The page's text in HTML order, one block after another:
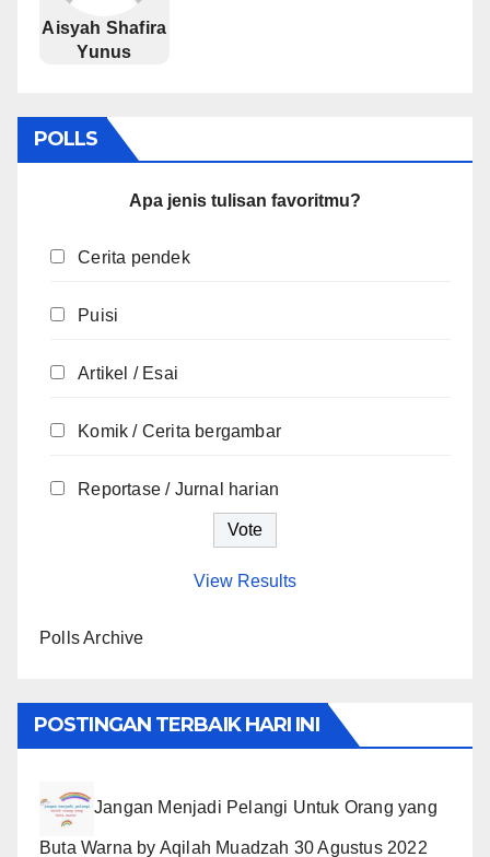
Aisyah Shafira
Yunus
POLLS
Apa jenis tulisan favoritmu?
Cerita pendek
Puisi
Artikel / Esai
Komik / Cerita bergambar
Reportase / Jurnal harian
View Results
Polls Archive
POSTINGAN TERBAIK HARI INI
Jangan Menjadi Pelangi Untuk Orang yang
Buta Warna by Aqilah Muadzah 30 Agustus 2022